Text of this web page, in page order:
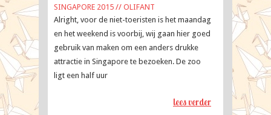
SINGAPORE 2015 // OLIFANT
Alright, voor de niet-toeristen is het maandag
en het weekend is voorbij, wij gaan hier goed
gebruik van maken om een anders drukke
attractie in Singapore te bezoeken. De zoo
ligt een half uur
lees verder